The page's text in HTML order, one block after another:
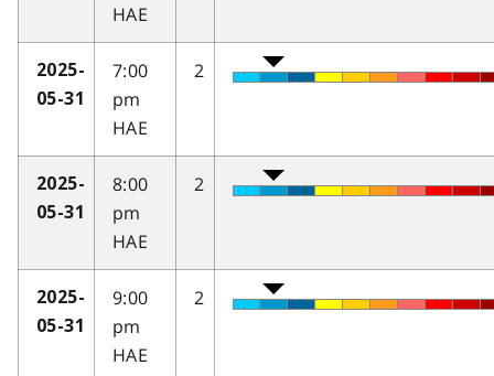
HAE
2025-
05-31
7:00
pm
HAE
2
2025-
05-31
8:00
pm
HAE
2
2025-
05-31
9:00
pm
HAE
2